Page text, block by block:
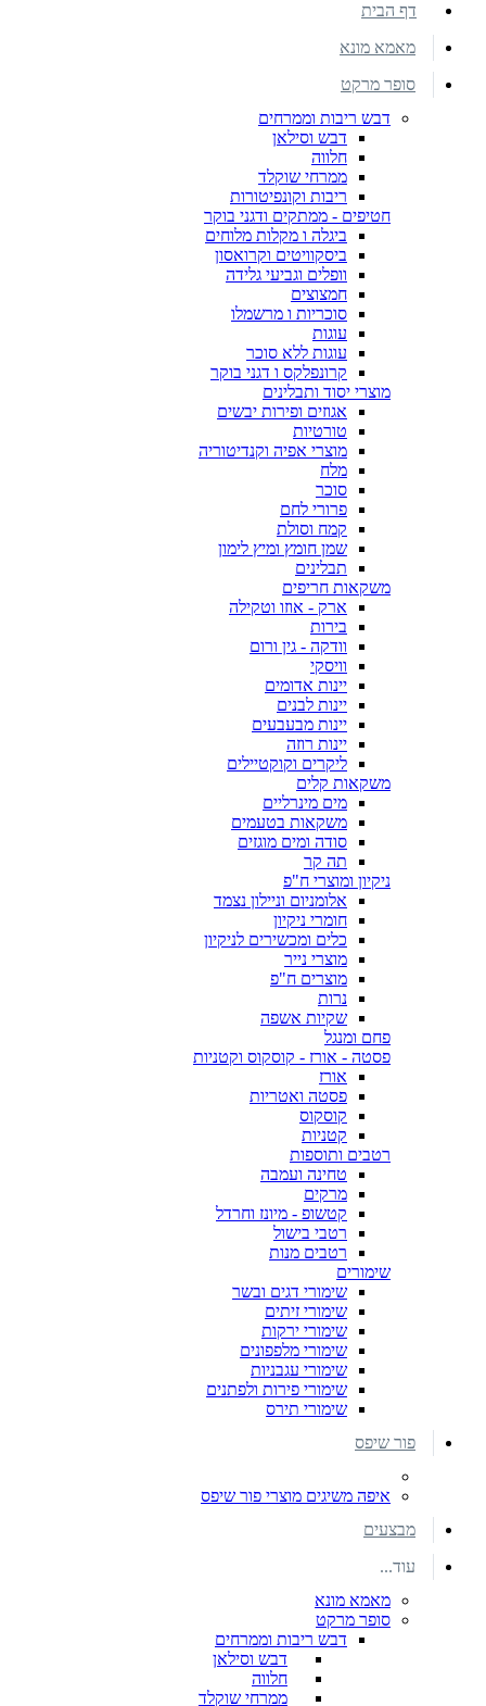
דף הבית
מאמא מונא
סופר מרקט
דבש ריבות וממרחים
דבש וסילאן
חלווה
ממרחי שוקלד
ריבות וקונפיטורות
חטיפים - ממתקים ודגני בוקר
ביגלה ו מקלות מלוחים
ביסקוויטים וקרואסון
וופלים וגביעי גלידה
חמצוצים
סוכריות ו מרשמלו
עוגות
עוגות ללא סוכר
קרונפלקס ו דגני בוקר
מוצרי יסוד ותבלינים
אגוזים ופירות יבשים
טורטיות
מוצרי אפיה וקנדיטוריה
מלח
סוכר
פרורי לחם
קמח וסולת
שמן חומץ ומיץ לימון
תבלינים
משקאות חריפים
ארק - אוזו וטקילה
בירות
וודקה - גין ורום
וויסקי
יינות אדומים
יינות לבנים
יינות מבעבעים
יינות רוזה
ליקרים וקוקטיילים
משקאות קלים
מים מינרליים
משקאות בטעמים
סודה ומים מוגזים
תה קר
ניקיון ומוצרי ח"פ
אלומניום וניילון נצמד
חומרי ניקיון
כלים ומכשירים לניקיון
מוצרי נייר
מוצרים ח"פ
נרות
שקיות אשפה
פחם ומנגל
פסטה - אורז - קוסקוס וקטניות
אורז
פסטה ואטריות
קוסקוס
קטניות
רטבים ותוספות
טחינה ועמבה
מרקים
קטשופ - מיונז וחרדל
רטבי בישול
רטבים מנות
שימורים
שימורי דגים ובשר
שימורי זיתים
שימורי ירקות
שימורי מלפפונים
שימורי עגבניות
שימורי פירות ולפתנים
שימורי תירס
פור שיפס
איפה משיגים מוצרי פור שיפס
מבצעים
עוד...
מאמא מונא
סופר מרקט
דבש ריבות וממרחים
דבש וסילאן
חלווה
ממרחי שוקלד